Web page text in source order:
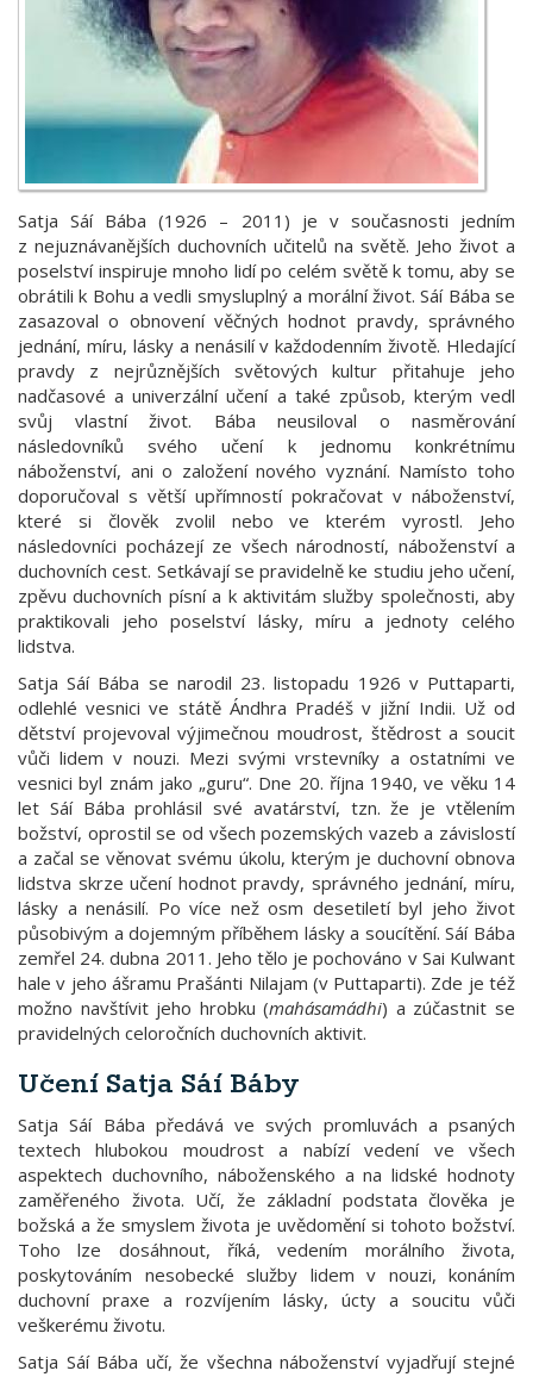
Satja Sáí Bába (1926 – 2011) je v současnosti jedním
z nejuznávanějších duchovních učitelů na světě. Jeho život a
poselství inspiruje mnoho lidí po celém světě k tomu, aby se
obrátili k Bohu a vedli smysluplný a morální život. Sáí Bába se
zasazoval o obnovení věčných hodnot pravdy, správného
jednání, míru, lásky a nenásilí v každodenním životě. Hledající
pravdy z nejrůznějších světových kultur přitahuje jeho
nadčasové a univerzální učení a také způsob, kterým vedl
svůj vlastní život. Bába neusiloval o nasměrování
následovníků svého učení k jednomu konkrétnímu
náboženství, ani o založení nového vyznání. Namísto toho
doporučoval s větší upřímností pokračovat v náboženství,
které si člověk zvolil nebo ve kterém vyrostl. Jeho
následovníci pocházejí ze všech národností, náboženství a
duchovních cest. Setkávají se pravidelně ke studiu jeho učení,
zpěvu duchovních písní a k aktivitám služby společnosti, aby
praktikovali jeho poselství lásky, míru a jednoty celého
lidstva.
Satja Sáí Bába se narodil 23. listopadu 1926 v Puttaparti,
odlehlé vesnici ve státě Ándhra Pradéš v jižní Indii. Už od
dětství projevoval výjimečnou moudrost, štědrost a soucit
vůči lidem v nouzi. Mezi svými vrstevníky a ostatními ve
vesnici byl znám jako „guru“. Dne 20. října 1940, ve věku 14
let Sáí Bába prohlásil své avatárství, tzn. že je vtělením
božství, oprostil se od všech pozemských vazeb a závislostí
a začal se věnovat svému úkolu, kterým je duchovní obnova
lidstva skrze učení hodnot pravdy, správného jednání, míru,
lásky a nenásilí. Po více než osm desetiletí byl jeho život
působivým a dojemným příběhem lásky a soucítění. Sáí Bába
zemřel 24. dubna 2011. Jeho tělo je pochováno v Sai Kulwant
hale v jeho ášramu Prašánti Nilajam (v Puttaparti). Zde je též
možno navštívit jeho hrobku (mahásamádhi) a zúčastnit se
pravidelných celoročních duchovních aktivit.
Učení Satja Sáí Báby
Satja Sáí Bába předává ve svých promluvách a psaných
textech hlubokou moudrost a nabízí vedení ve všech
aspektech duchovního, náboženského a na lidské hodnoty
zaměřeného života. Učí, že základní podstata člověka je
božská a že smyslem života je uvědomění si tohoto božství.
Toho lze dosáhnout, říká, vedením morálního života,
poskytováním nesobecké služby lidem v nouzi, konáním
duchovní praxe a rozvíjením lásky, úcty a soucitu vůči
veškerému životu.
Satja Sáí Bába učí, že všechna náboženství vyjadřují stejné